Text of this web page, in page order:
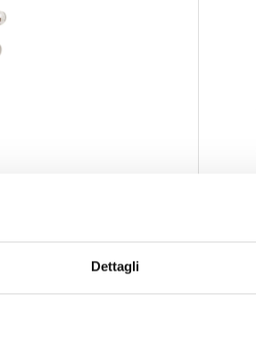
Dettagli